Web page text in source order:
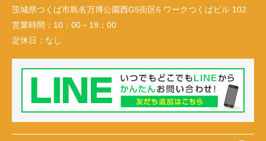
茨城県つくば市島名万博公園西G5街区6 ワークつくばビル 102
営業時間： 10：00～19：00
定休日： なし